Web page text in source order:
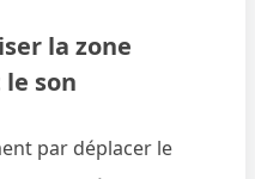
la zone
son
par déplacer le